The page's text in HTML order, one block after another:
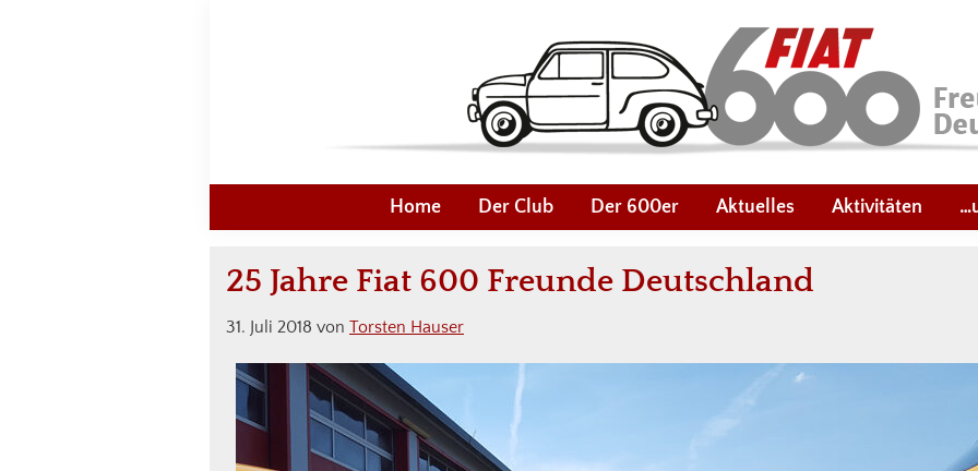
600
Deutschland
-
Liebe!
Home Der Club Der 600er Aktuelles Aktivitäten
25 Jahre Fiat 600 Freunde Deutschland
31. Juli 2018 von Torsten Hauser